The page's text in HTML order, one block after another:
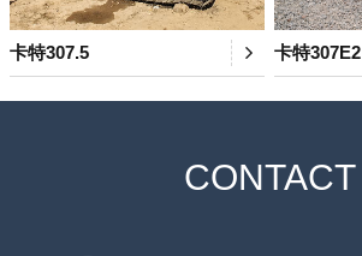
卡特307.5 卡特307E2
CONTACT